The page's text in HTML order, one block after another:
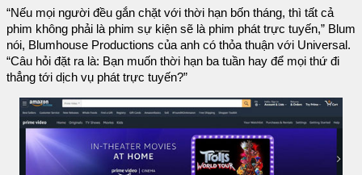
“Nếu mọi người đều gắn chặt với thời hạn bốn tháng, thì tất cả
phim không phải là phim sự kiện sẽ là phim phát trực tuyến,” Blum
nói, Blumhouse Productions của anh có thỏa thuận với Universal.
“Câu hỏi đặt ra là: Bạn muốn thời hạn ba tuần hay để mọi thứ đi
thẳng tới dịch vụ phát trực tuyến?”